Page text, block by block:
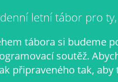
letní tábor pro
tábora si budeme
soutěž.
připraveného tak,